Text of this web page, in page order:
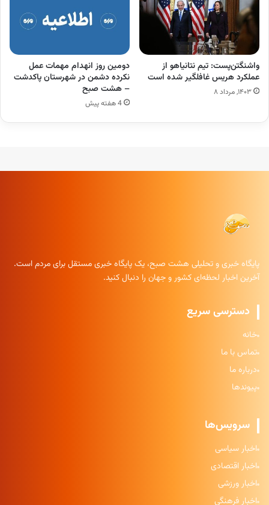
واشنگتن‌پست: تیم نتانیاهو از
عملکرد هریس غافلگیر شده است
۱۴۰۳, مرداد ۸
دومین روز انهدام مهمات عمل
نکرده دشمن در شهرستان پاکدشت
– هشت صبح
4 هفته پیش
پایگاه خبری و تحلیلی هشت صبح، یک پایگاه خبری مستقل برای مردم است.
آخرین اخبار لحظه‌ای کشور و جهان را دنبال کنید.
دسترسی سریع
خانه
تماس با ما
درباره ما
پیوندها
سرویس‌ها
اخبار سیاسی
اخبار اقتصادی
اخبار ورزشی
اخبار فرهنگی